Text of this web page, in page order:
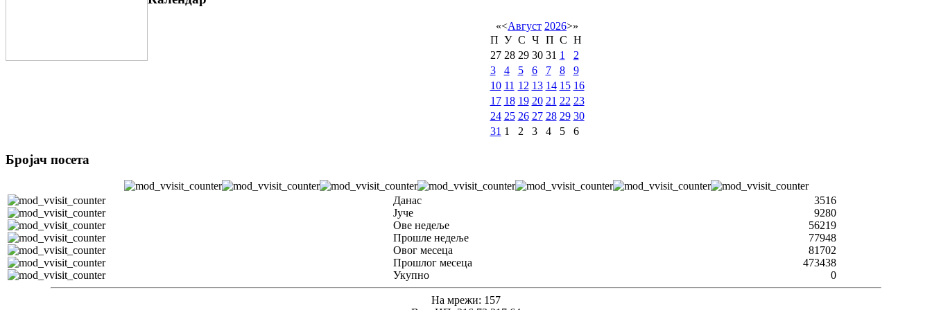
«<Август 2026>»
П У С Ч П С Н
27 28 29 30 31 1
2
3
4 5 6 7 8
9
10 11 12 13 14 15 16
17 18 19 20 21 22 23
24 25 26 27 28 29 30
31 1 2 3 4 5 6
Бројач посета
Данас
3516
Јуче
9280
Ове недеље
56219
Прошле недеље
77948
Овог месеца
81702
Прошлог месеца
473438
Укупно
0
На мрежи: 157